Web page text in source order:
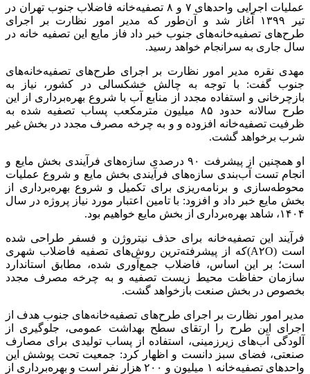
عملیات اجرایی واحدهای ۷ و ۸ تصفیه‌خانه فاضلاب جنوب تهران در
تیر ۱۳۹۹ آغاز شد و آن‌طور که مدیر امور نظارت بر اجرای
طرح‌های تصفیه‌خانه‌های جنوب خبر داد فاز مایع این تصفیه خانه در
سال جاری به سرانجام خواهد رسید.
مهدی نقره مدیر امور نظارت بر اجرای طرح‌های تصفیه‌خانه‌های
جنوب گفت: با توجه به چالش خشکسالی در کشور، نیاز به
بازچرخانی و استفاده مجدد از منابع آب با شروع بهره‌برداری از این
طرح سالانه حدود ۸۵ میلیون مترمکعب پساب تصفیه شده به
ظرفیت تصفیه‌خانه افزوده و و به چرخه مصرف مجدد در بخش غیر
شرب برخواهد گشت.
او همچنین از پیشرفت ۹۰ درصدی سازه‌های فرآیندی بخش مایع و
انجام تست آب‌بندی سازه‌های فرآیندی بخش مایع و شروع عملیات
محوطه‌سازی و برنامه‌ریزی برای تکمیل و شروع بهره‌برداری از
بخش مایع خبر داد و افزود: با تامین اعتبار مورد نیاز پروژه در سال
۱۴۰۴، شاهد بهره‌برداری از بخش مایع خواهیم بود.
فرآیند این تصفیه‌خانه برای حذف نیتروژن و فسفر طراحی شده
است (A۲O)که از پیشرفته‌ترین روش‌های تصفیه فاضلاب شهری
است؛ بر این اساس، فاضلاب جمع‌آوری شده، مطابق استاندارد
سازمان حفاظت محیط زیست تصفیه و به چرخه مصرف مجدد
بخصوص در بخش صنعت بازخواهد گشت.
مدیر امور نظارت بر اجرای طرح‌های تصفیه‌خانه‌های جنوب هدف از
اجرای این طرح را ارتقای سطح بهداشت عمومی، جلوگیری از
آلودگی آب‌های زیرزمینی، استفاده از پساب تولیدی برای مصارف
صنعتی، فضای سبز دانست و اظهار کرد: جمعیت تحت پوشش این
واحدهای تصفیه‌خانه ۱ میلیون و ۲۰۰ هزار نفر است و بهره‌برداری از